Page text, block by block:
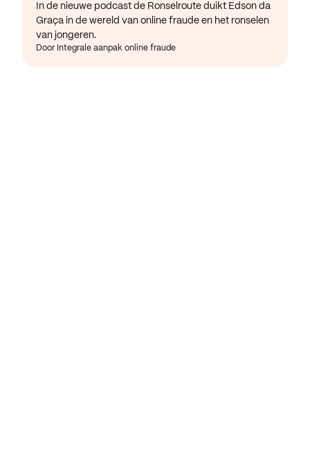
In de nieuwe podcast de Ronselroute duikt Edson da
Graça in de wereld van online fraude en het ronselen
van jongeren.
Door Integrale aanpak online fraude